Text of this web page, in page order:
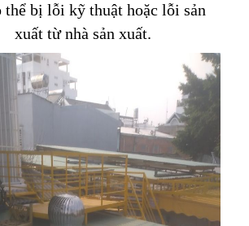
thể bị lỗi kỹ thuật hoặc lỗi sản
xuất từ nhà sản xuất.